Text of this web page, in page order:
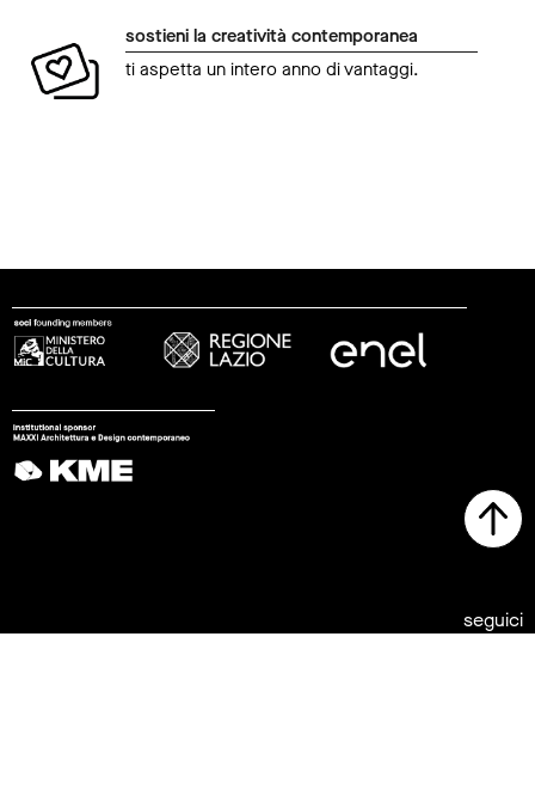
sostieni la creatività contemporanea
ti aspetta un intero anno di vantaggi.
seguici